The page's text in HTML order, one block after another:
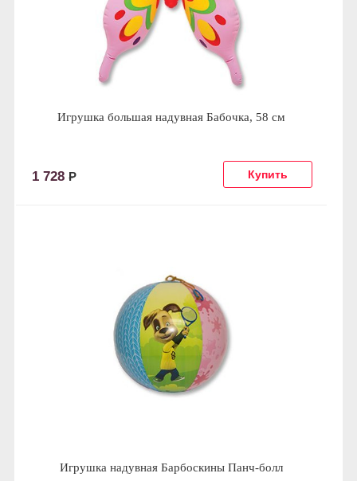
Игрушка большая надувная Бабочка, 58 см
1 728 Р
Игрушка надувная Барбоскины Панч-болл